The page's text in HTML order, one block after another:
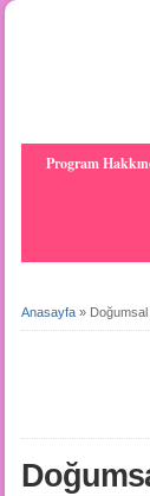
Program
Anasayfa»